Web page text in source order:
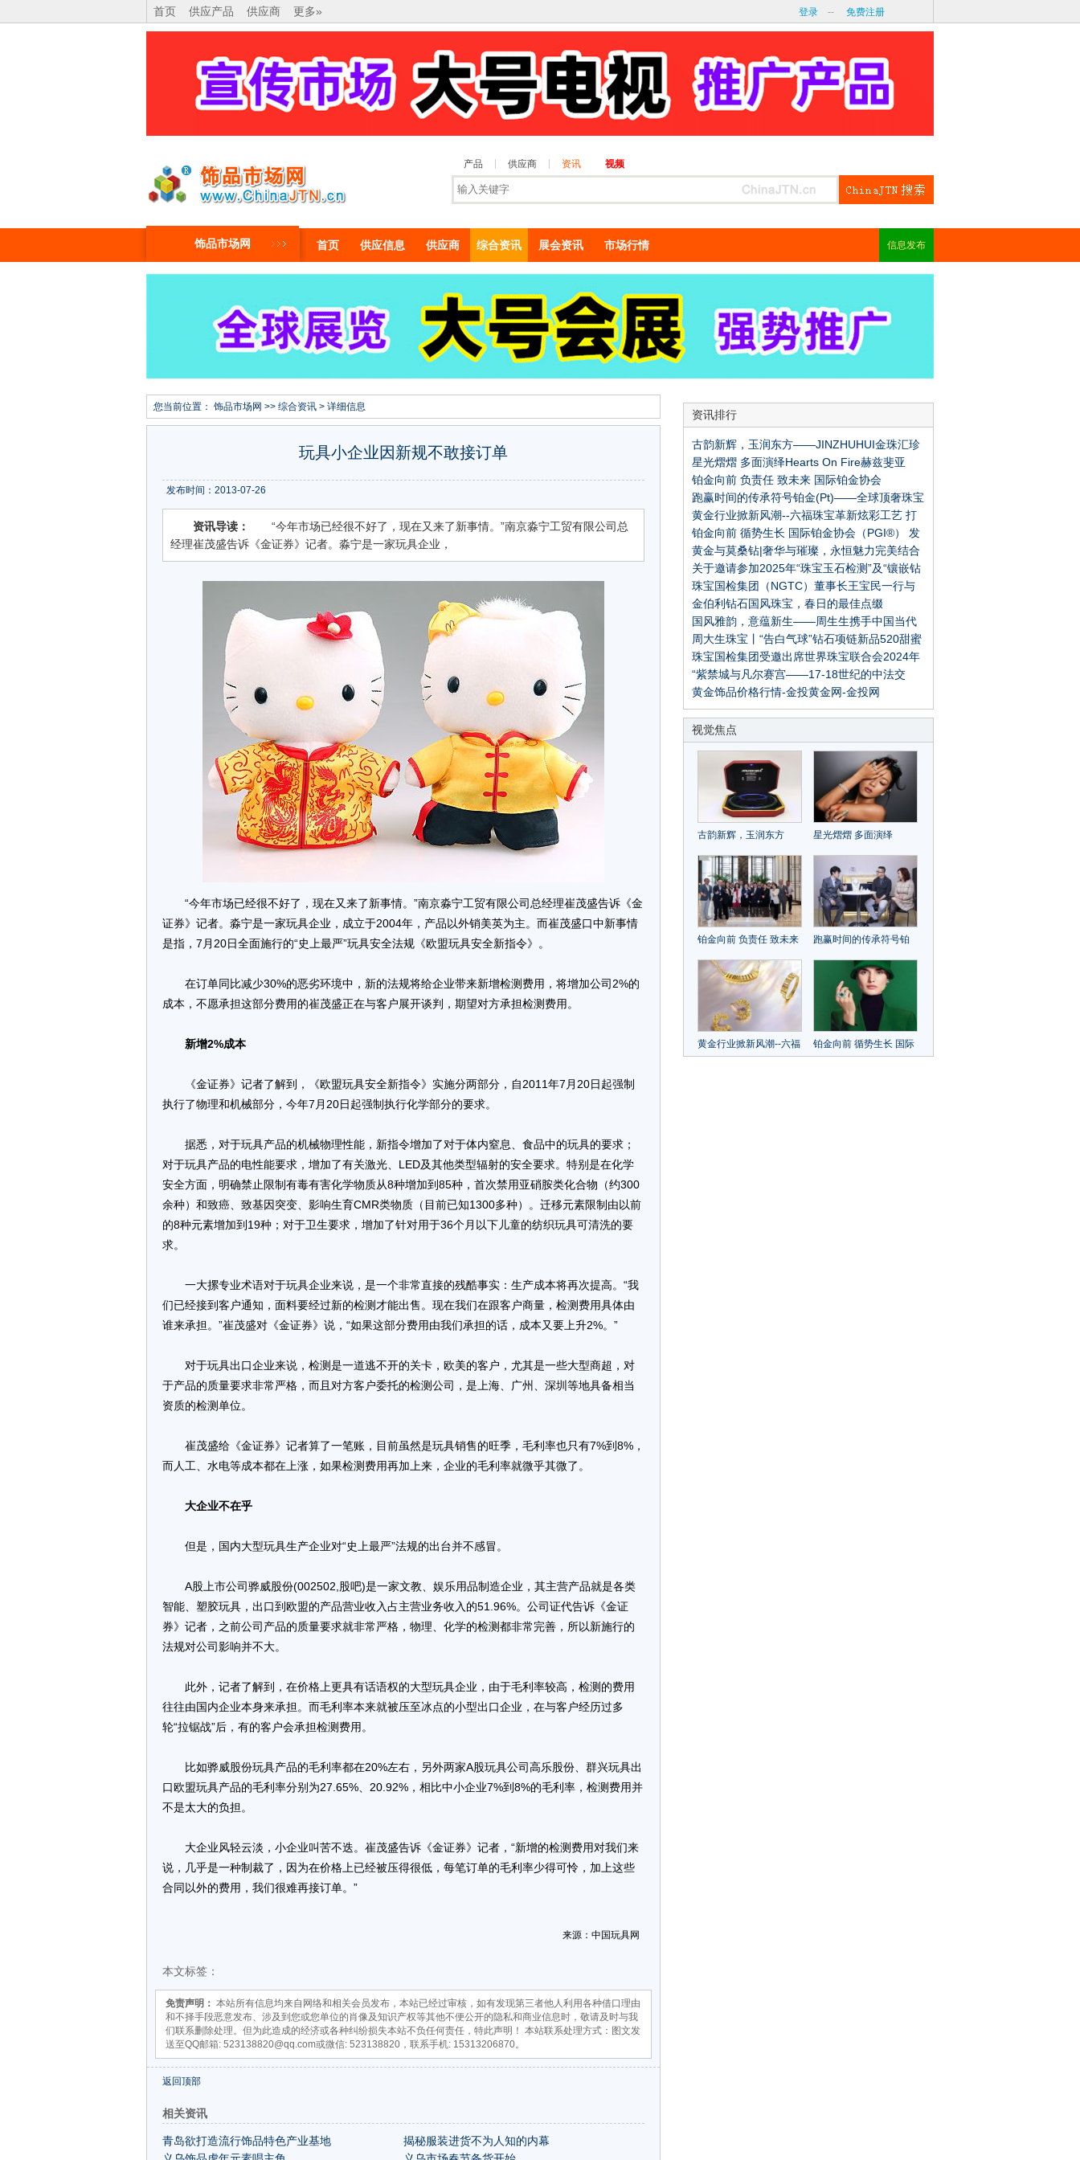
首页 供应产品 供应商 更多» 登录 -- 免费注册
产品 供应商 资讯 视频
饰品市场网 首页 供应信息 供应商 综合资讯 展会资讯 市场行情 信息发布
您当前位置： 饰品市场网 >> 综合资讯 > 详细信息
玩具小企业因新规不敢接订单
发布时间：2013-07-26
资讯导读：
“今年市场已经很不好了，现在又来了新事情。”南京淼宁工贸有限公司总
经理崔茂盛告诉《金证券》记者。淼宁是一家玩具企业，
“今年市场已经很不好了，现在又来了新事情。”南京淼宁工贸有限公司总经理崔茂盛告诉《金
证券》记者。淼宁是一家玩具企业，成立于2004年，产品以外销美英为主。而崔茂盛口中新事情
是指，7月20日全面施行的“史上最严”玩具安全法规《欧盟玩具安全新指令》。
在订单同比减少30%的恶劣环境中，新的法规将给企业带来新增检测费用，将增加公司2%的
成本，不愿承担这部分费用的崔茂盛正在与客户展开谈判，期望对方承担检测费用。
新增2%成本
《金证券》记者了解到，《欧盟玩具安全新指令》实施分两部分，自2011年7月20日起强制
执行了物理和机械部分，今年7月20日起强制执行化学部分的要求。
据悉，对于玩具产品的机械物理性能，新指令增加了对于体内窒息、食品中的玩具的要求；
对于玩具产品的电性能要求，增加了有关激光、LED及其他类型辐射的安全要求。特别是在化学
安全方面，明确禁止限制有毒有害化学物质从8种增加到85种，首次禁用亚硝胺类化合物（约300
余种）和致癌、致基因突变、影响生育CMR类物质（目前已知1300多种）。迁移元素限制由以前
的8种元素增加到19种；对于卫生要求，增加了针对用于36个月以下儿童的纺织玩具可清洗的要
求。
一大摞专业术语对于玩具企业来说，是一个非常直接的残酷事实：生产成本将再次提高。“我
们已经接到客户通知，面料要经过新的检测才能出售。现在我们在跟客户商量，检测费用具体由
谁来承担。”崔茂盛对《金证券》说，“如果这部分费用由我们承担的话，成本又要上升2%。”
对于玩具出口企业来说，检测是一道逃不开的关卡，欧美的客户，尤其是一些大型商超，对
于产品的质量要求非常严格，而且对方客户委托的检测公司，是上海、广州、深圳等地具备相当
资质的检测单位。
崔茂盛给《金证券》记者算了一笔账，目前虽然是玩具销售的旺季，毛利率也只有7%到8%，
而人工、水电等成本都在上涨，如果检测费用再加上来，企业的毛利率就微乎其微了。
大企业不在乎
但是，国内大型玩具生产企业对“史上最严”法规的出台并不感冒。
A股上市公司骅威股份(002502,股吧)是一家文教、娱乐用品制造企业，其主营产品就是各类
智能、塑胶玩具，出口到欧盟的产品营业收入占主营业务收入的51.96%。公司证代告诉《金证
券》记者，之前公司产品的质量要求就非常严格，物理、化学的检测都非常完善，所以新施行的
法规对公司影响并不大。
此外，记者了解到，在价格上更具有话语权的大型玩具企业，由于毛利率较高，检测的费用
往往由国内企业本身来承担。而毛利率本来就被压至冰点的小型出口企业，在与客户经历过多
轮“拉锯战”后，有的客户会承担检测费用。
比如骅威股份玩具产品的毛利率都在20%左右，另外两家A股玩具公司高乐股份、群兴玩具出
口欧盟玩具产品的毛利率分别为27.65%、20.92%，相比中小企业7%到8%的毛利率，检测费用并
不是太大的负担。
大企业风轻云淡，小企业叫苦不迭。崔茂盛告诉《金证券》记者，“新增的检测费用对我们来
说，几乎是一种制裁了，因为在价格上已经被压得很低，每笔订单的毛利率少得可怜，加上这些
合同以外的费用，我们很难再接订单。”
来源：中国玩具网
本文标签：
免责声明： 本站所有信息均来自网络和相关会员发布，本站已经过审核，如有发现第三者他人利用各种借口理由
和不择手段恶意发布、涉及到您或您单位的肖像及知识产权等其他不便公开的隐私和商业信息时，敬请及时与我
们联系删除处理。但为此造成的经济或各种纠纷损失本站不负任何责任，特此声明！ 本站联系处理方式：图文发
送至QQ邮箱: 523138820@qq.com或微信: 523138820，联系手机: 15313206870。
返回顶部
相关资讯
青岛欲打造流行饰品特色产业基地
揭秘服装进货不为人知的内幕
资讯排行
古韵新辉，玉润东方——JINZHUHUI金珠汇珍
稀玉石新品线上首发
星光熠熠 多面演绎Hearts On Fire赫兹斐亚
VELA系列全新钻石珠宝
铂金向前 负责任 致未来 国际铂金协会
（PGI®）成功举办2024铂金首饰中国论坛
跑赢时间的传承符号铂金(Pt)——全球顶奢珠宝
品牌铂金臻品亮相上海
黄金行业掀新风潮--六福珠宝革新炫彩工艺 打
造黄金新体验
铂金向前 循势生长 国际铂金协会（PGI®） 发
布《2024铂金首饰趋势洞察》
黄金与莫桑钻|奢华与璀璨，永恒魅力完美结合
关于邀请参加2025年“珠宝玉石检测”及“镶嵌钻
石分级”能力验证计划的预通知
珠宝国检集团（NGTC）董事长王宝民一行与
香港贸易发展局（HKTDC）副总裁张淑芬会面
共探珠宝行业新机遇
金伯利钻石国风珠宝，春日的最佳点缀
国风雅韵，意蕴新生——周生生携手中国当代
美学摄影师张家诚呈献珠宝大片-中国珠宝行业
网
周大生珠宝丨“告白气球”钻石项链新品520甜蜜
上新-中国珠宝行业网
珠宝国检集团受邀出席世界珠宝联合会2024年
代表大会
“紫禁城与凡尔赛宫——17-18世纪的中法交
往”展览暨中法文化之春开幕，卡地亚与故宫博
物院签署合
黄金饰品价格行情-金投黄金网-金投网
视觉焦点
古韵新辉，玉润东方
——JINZHUHUI金珠汇
珍稀玉石新品线上首发
星光熠熠 多面演绎
Hearts On Fire赫兹斐亚
VELA系列全新钻石珠宝
铂金向前 负责任 致未来
国际铂金协会（PGI®）
成功举办2024铂金首饰
中国论坛
跑赢时间的传承符号铂
金(Pt)——全球顶奢珠宝
品牌铂金臻品亮相上海
黄金行业掀新风潮--六福 铂金向前 循势生长 国际